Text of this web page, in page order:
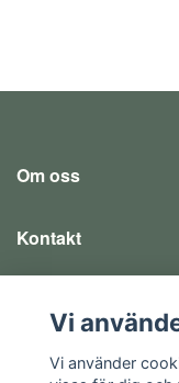
Om oss
Kontakt
Sociala medier
Vi
Vi använder